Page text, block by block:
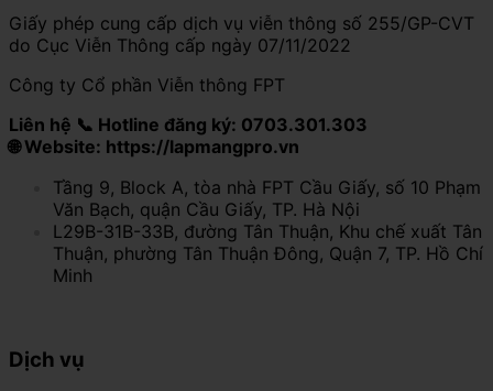
Giấy phép cung cấp dịch vụ viễn thông số 255/GP-CVT
do Cục Viễn Thông cấp ngày 07/11/2022
Công ty Cổ phần Viễn thông FPT
Liên hệ 📞 Hotline đăng ký: 0703.301.303
🌐 Website: https://lapmangpro.vn
Tầng 9, Block A, tòa nhà FPT Cầu Giấy, số 10 Phạm
Văn Bạch, quận Cầu Giấy, TP. Hà Nội
L29B-31B-33B, đường Tân Thuận, Khu chế xuất Tân
Thuận, phường Tân Thuận Đông, Quận 7, TP. Hồ Chí
Minh
Dịch vụ